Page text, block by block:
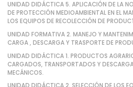
UNIDAD DIDÁCTICA 5. APLICACIÓN DE LA
DE PROTECCIÓN MEDIOAMBIENTAL EN EL
LOS EQUIPOS DE RECOLECCIÓN DE
UNIDAD FORMATIVA 2. MANEJO Y
CARGA , DESCARGA Y TRASPORTE DE
UNIDAD DIDÁCTICA 1. PRODUCTOS
CARGADOS, TRANSPORTADOS Y
MECÁNICOS.